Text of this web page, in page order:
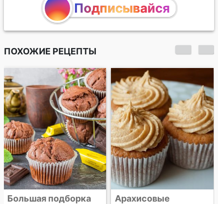
Подписывайся
ПОХОЖИЕ РЕЦЕПТЫ
Арахисовые
Парижский флан